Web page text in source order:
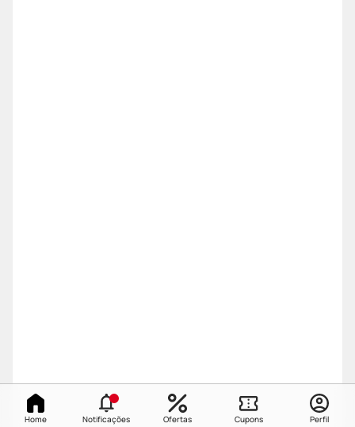
Home Notificações Ofertas Cupons Perfil